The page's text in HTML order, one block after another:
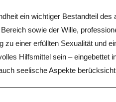
ein wichtiger Bestandteil des
sowie der Wille,
zu einer erfüllten Sexualität und
Hilfsmittel sein – eingebettet
seelische Aspekte